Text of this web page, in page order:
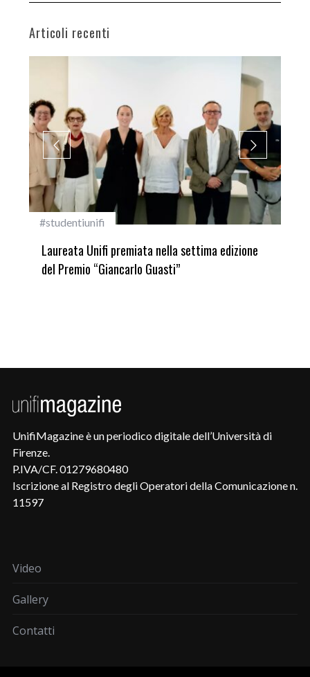
Articoli recenti
#studentiunifi
Laureata Unifi premiata nella settima edizione
del Premio “Giancarlo Guasti”
UnifiMagazine è un periodico digitale dell’Università di
Firenze.
P.IVA/CF. 01279680480
Iscrizione al Registro degli Operatori della Comunicazione n.
11597
Video
Gallery
Contatti